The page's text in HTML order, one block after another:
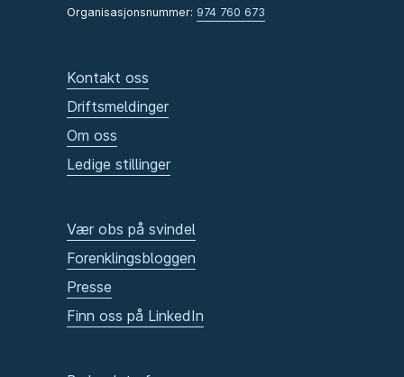
Organisasjonsnummer: 974 760 673
Kontakt oss
Driftsmeldinger
Om oss
Ledige stillinger
Vær obs på svindel
Forenklingsbloggen
Presse
Finn oss på LinkedIn